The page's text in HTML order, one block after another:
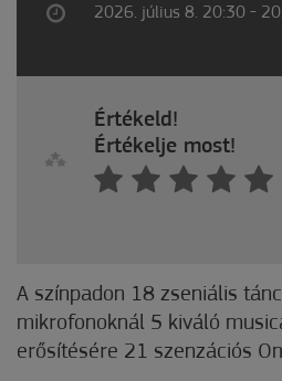
2026. július 8. 20:30 -
Értékeld!
Értékelje most!
A színpadon 18 zseniális
mikrofonoknál 5 kiváló
erősítésére 21 szenzációs